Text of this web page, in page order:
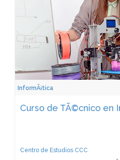
InformÃ¡tica
Curso de TÃ©cnico en
Centro de Estudios CCC